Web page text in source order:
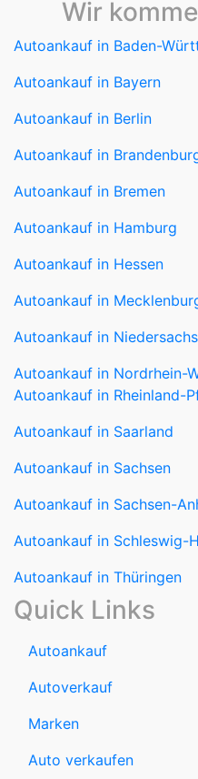
Wir
Autoankauf in Baden-
Autoankauf in Bayern
Autoankauf in Berlin
Autoankauf in
Autoankauf in Bremen
Autoankauf in Hamburg
Autoankauf in Hessen
Autoankauf in
Autoankauf in
Autoankauf in Nordrhein-
Autoankauf in Rheinland-
Autoankauf in Saarland
Autoankauf in Sachsen
Autoankauf in Sachsen-
Autoankauf in Schleswig-
Autoankauf in Thüringen
Quick Links
Autoankauf
Autoverkauf
Marken
Auto verkaufen